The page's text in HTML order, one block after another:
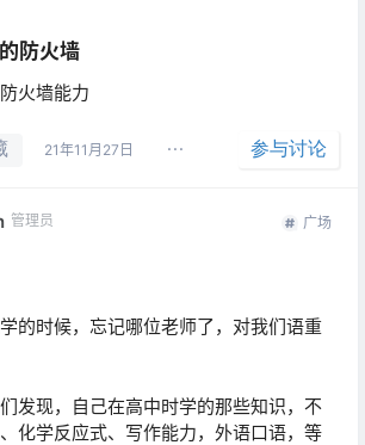
防火墙
火墙能力
21年11月27日 参与讨论
管理员
广场
的时候，忘记哪位老师了，对我们语重
发现，自己在高中时学的那些知识，不
化学反应式、写作能力，外语口语，等